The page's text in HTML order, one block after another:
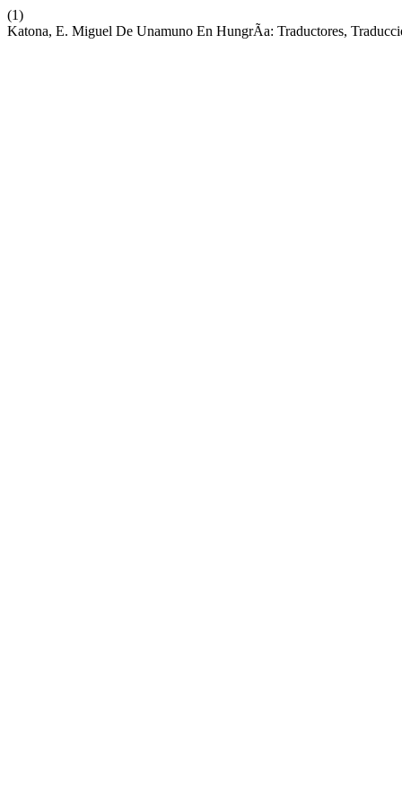
(1)
Katona, E. Miguel De Unamuno En HungrÃ­a: Traductores,